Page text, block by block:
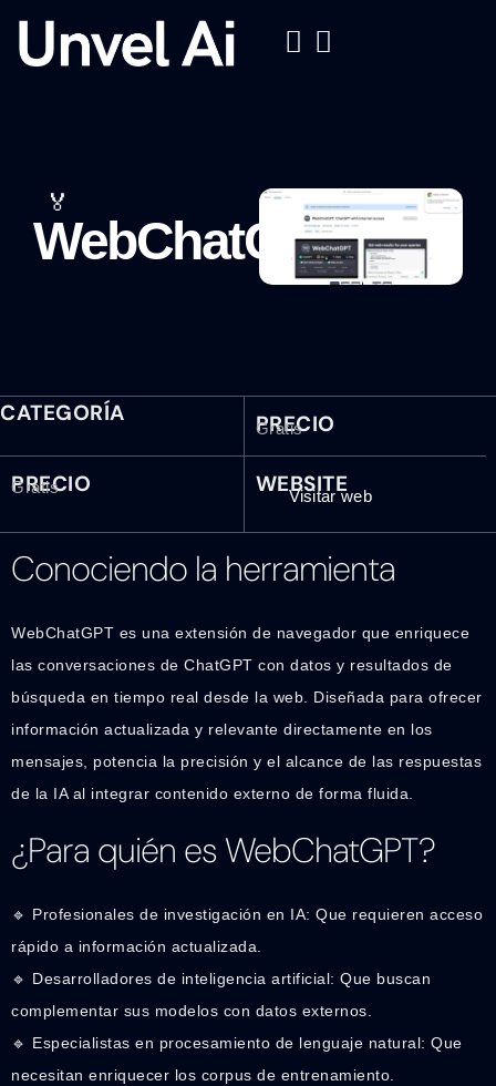
🏅
WebChatGPT
CATEGORÍA PRECIO
Gratis
PRECIO
Gratis WEBSITE
Visitar web
Conociendo la herramienta
WebChatGPT es una extensión de navegador que enriquece
las conversaciones de ChatGPT con datos y resultados de
búsqueda en tiempo real desde la web. Diseñada para ofrecer
información actualizada y relevante directamente en los
mensajes, potencia la precisión y el alcance de las respuestas
de la IA al integrar contenido externo de forma fluida.
¿Para quién es WebChatGPT?
🔹 Profesionales de investigación en IA: Que requieren acceso
rápido a información actualizada.
🔹 Desarrolladores de inteligencia artificial: Que buscan
complementar sus modelos con datos externos.
🔹 Especialistas en procesamiento de lenguaje natural: Que
necesitan enriquecer los corpus de entrenamiento.